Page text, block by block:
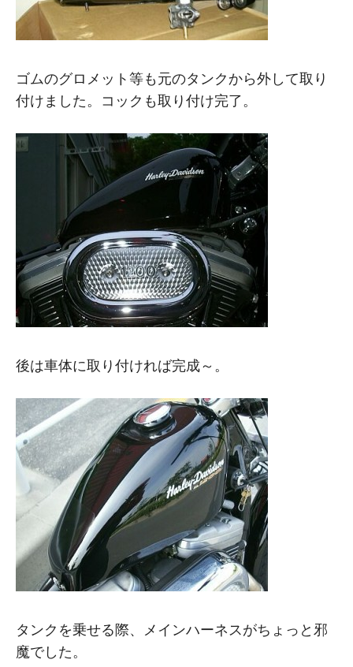
ゴムのグロメット等も元のタンクから外して取り
付けました。コックも取り付け完了。
後は車体に取り付ければ完成～。
タンクを乗せる際、メインハーネスがちょっと邪
魔でした。